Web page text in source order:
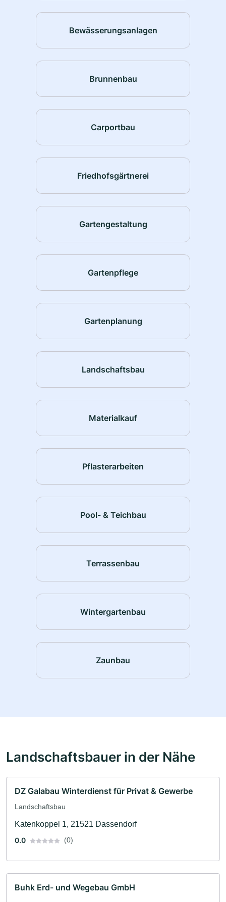
Bewässerungsanlagen
Brunnenbau
Carportbau
Friedhofsgärtnerei
Gartengestaltung
Gartenpflege
Gartenplanung
Landschaftsbau
Materialkauf
Pflasterarbeiten
Pool- & Teichbau
Terrassenbau
Wintergartenbau
Zaunbau
Landschaftsbauer in der Nähe
DZ Galabau Winterdienst für Privat & Gewerbe
Landschaftsbau
Katenkoppel 1, 21521 Dassendorf
0.0
(0)
Buhk Erd- und Wegebau GmbH